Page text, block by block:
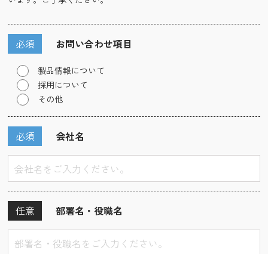
お問い合わせ項目
必須
製品情報について
採用について
その他
会社名
必須
部署名・役職名
任意